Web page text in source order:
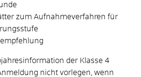
zum Aufnahmeverfahren für
der Klasse 4
nicht vorlegen, wenn